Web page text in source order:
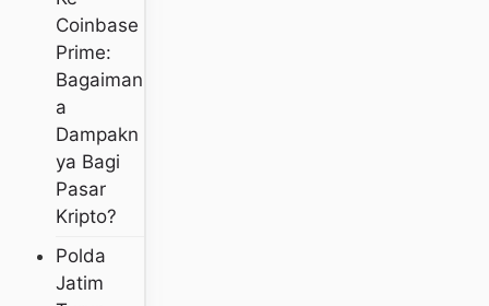
Coinbase
Prime:
Bagaiman
A
Dampakn
Ya Bagi
Pasar
Kripto?
Polda
Jatim